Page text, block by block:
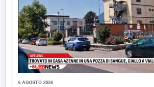
6 AGOSTO 2026